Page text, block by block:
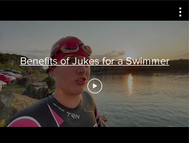
Benefits of Jukes for a Swimmer